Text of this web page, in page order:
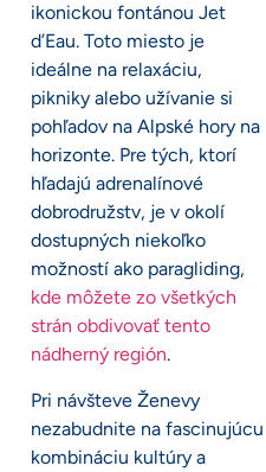
ikonickou fontánou Jet
d’Eau. Toto miesto je
ideálne na relaxáciu,
pikniky alebo užívanie si
pohľadov na Alpské hory na
horizonte. Pre tých, ktorí
hľadajú adrenalínové
dobrodružstv, je v okolí
dostupných niekoľko
možností ako paragliding,
kde môžete zo všetkých
strán obdivovať tento
nádherný región.
Pri návšteve Ženevy
nezabudnite na fascinujúcu
kombináciu kultúry a